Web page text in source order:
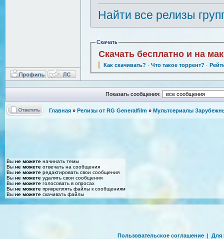
Найти все релизы
Скачать
Скачать бесплатно и на
Как скачивать? · Что такое торрент? ·
Показать сообщения:
Главная » Релизы от RG Generalfilm » Мультсериалы
Вы не можете начинать темы
Вы не можете отвечать на сообщения
Вы не можете редактировать свои сообщения
Вы не можете удалять свои сообщения
Вы не можете голосовать в опросах
Вы не можете прикреплять файлы к сообщениям
Вы не можете скачивать файлы
Пользовательское соглашение | Для